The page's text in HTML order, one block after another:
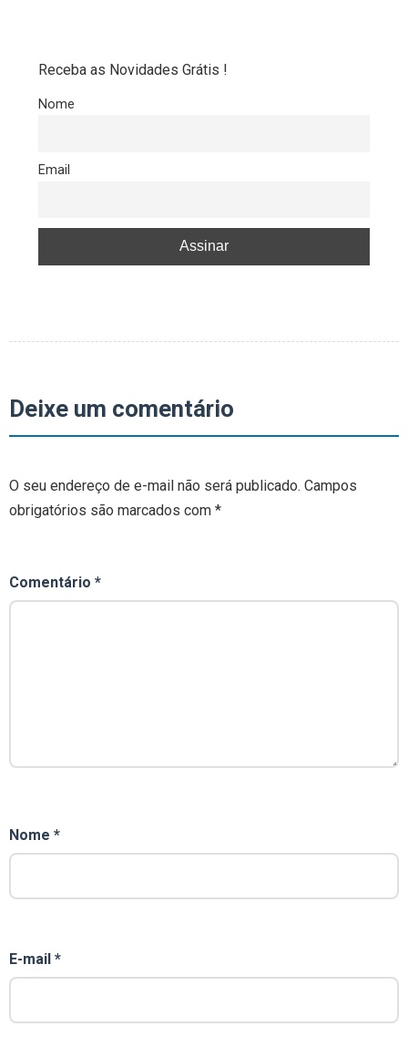
Receba as Novidades Grátis !
Nome
Email
Deixe um comentário
O seu endereço de e-mail não será publicado. Campos
obrigatórios são marcados com *
Comentário *
Nome *
E-mail *